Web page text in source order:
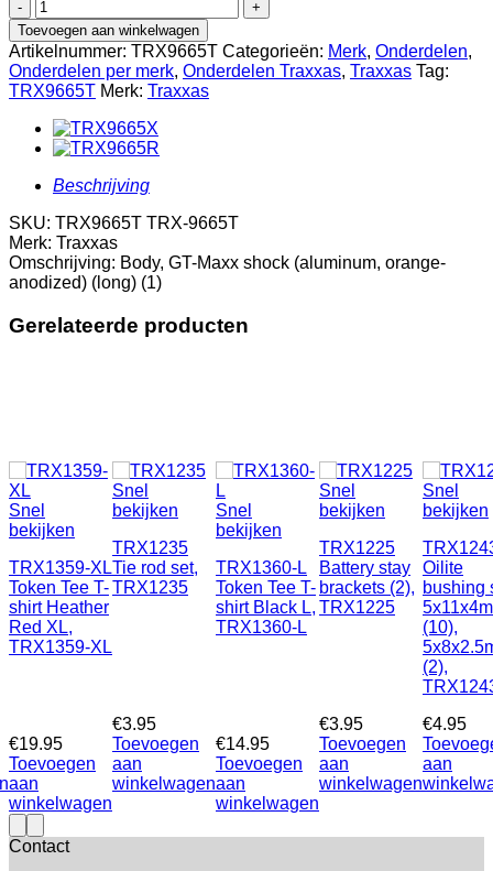
Body,
GT-
Maxx
shock
(aluminum,
orange-
anodized)
(long)
(1)
Toevoegen aan winkelwagen
Artikelnummer: TRX9665T Categorieën: Merk, Onderdelen,
Onderdelen per merk, Onderdelen Traxxas, Traxxas Tag:
TRX9665T Merk: Traxxas
Beschrijving
SKU: TRX9665T TRX-9665T
Merk: Traxxas
Omschrijving: Body, GT-Maxx shock (aluminum, orange-
anodized) (long) (1)
Gerelateerde producten
Snel
bekijken
TRX1359-XL
Token Tee T-
shirt Heather
Red XL,
TRX1359-XL
€19.95
Toevoegen
aan
winkelwagen
Snel
bekijken
TRX1235
Tie rod set,
TRX1235
€3.95
Toevoegen
aan
winkelwagen
Snel
bekijken
TRX1360-L
Token Tee T-
shirt Black L,
TRX1360-L
€14.95
Toevoegen
aan
winkelwagen
Snel
bekijken
TRX1225
Battery stay
brackets (2),
TRX1225
€3.95
Toevoegen
aan
winkelwagen
Snel
bekijken
Oilite
bushing
(10),
(2),
€4.95
aan
Contact